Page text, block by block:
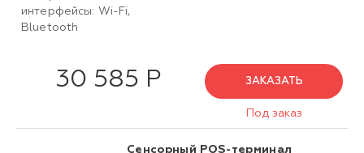
интерфейсы: Wi-Fi,
Bluetooth
30 585 Р ЗАКАЗАТЬ
Под заказ
Сенсорный POS-терминал